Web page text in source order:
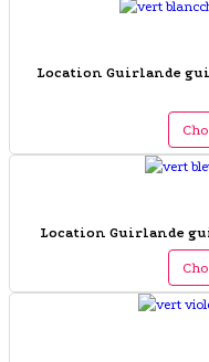
Location Guirlande
Location Guirlande